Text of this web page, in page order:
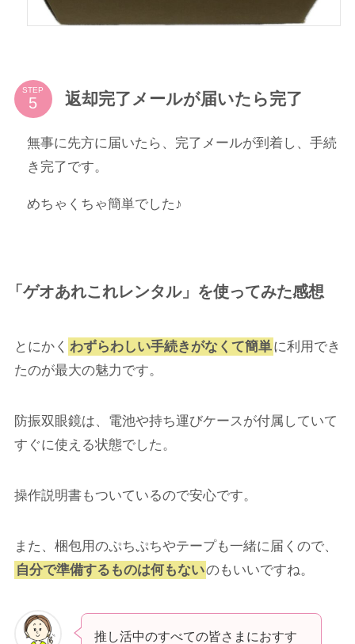
STEP 返却完了メールが届いたら完了
無事に先方に届いたら、完了メールが到着し、手続
き完了です。
めちゃくちゃ簡単でした♪
「ゲオあれこれレンタル」を使ってみた感想
とにかく わずらわしい手続きがなくて簡単に利用でき
たのが最大の魅力です。
防振双眼鏡は、電池や持ち運びケースが付属していて
すぐに使える状態でした。
操作説明書もついているので安心です。
また、梱包用のぷちぷちやテープも一緒に届くので、
自分で準備するものは何もないのもいいですね。
推し活中のすべての皆さまにおすす